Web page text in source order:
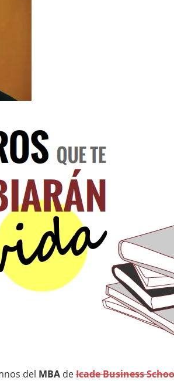
del MBA deIcade Business